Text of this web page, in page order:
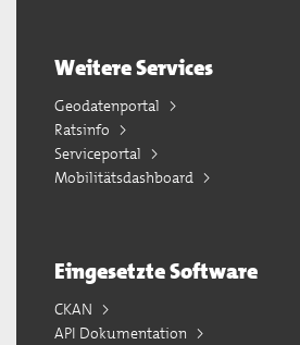
Weitere Services
Geodatenportal
Ratsinfo
Serviceportal
Mobilitätsdashboard
Eingesetzte Software
CKAN
API Dokumentation